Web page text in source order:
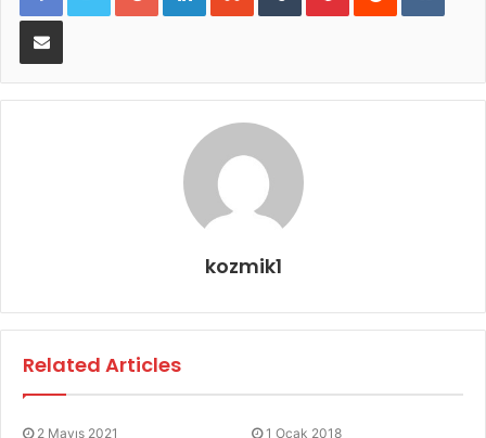
E-Posta ile paylaş
kozmik1
Related Articles
2 Mayıs 2021 1 Ocak 2018